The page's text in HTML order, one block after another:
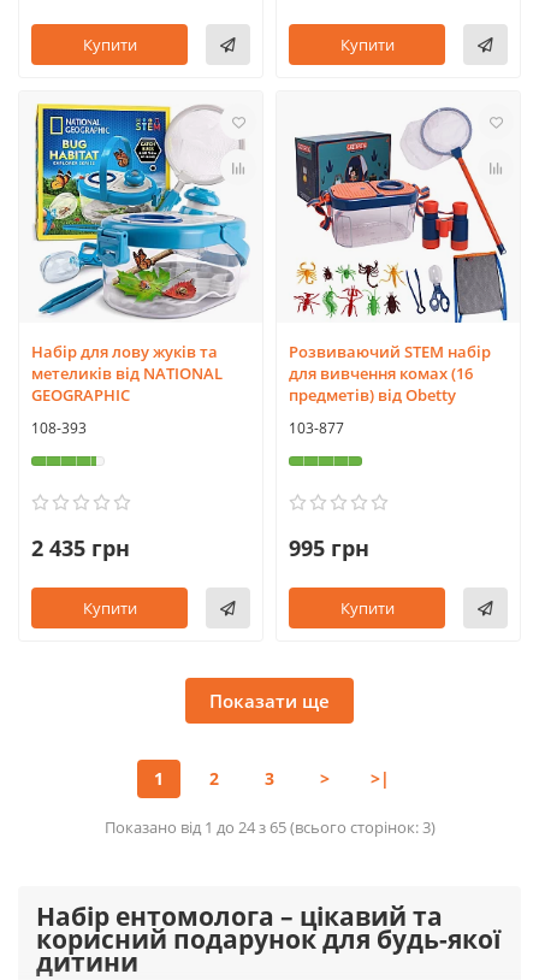
Купити Купити
Набір для лову жуків та
метеликів від NATIONAL
GEOGRAPHIC
108-393
2 435 грн
Купити
Розвиваючий STEM набір
для вивчення комах (16
предметів) від Obetty
103-877
995 грн
Купити
Показати ще
1 2 3 > >|
Показано від 1 до 24 з 65 (всього сторінок: 3)
Набір ентомолога – цікавий та
корисний подарунок для будь-якої
дитини